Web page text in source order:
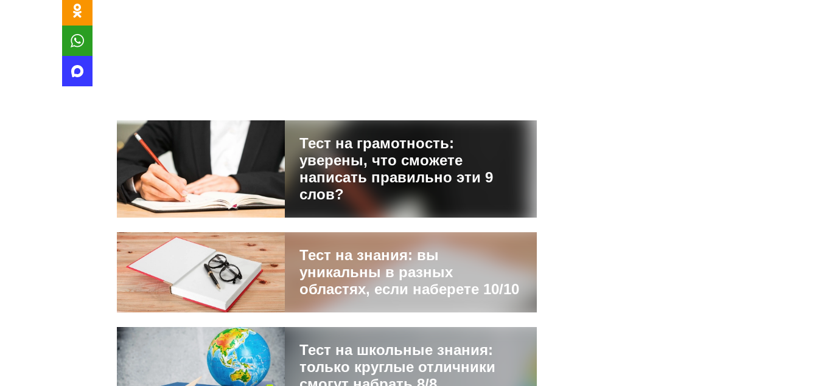
Тест на грамотность:
уверены, что сможете
написать правильно эти 9
слов?
Тест на знания: вы
уникальны в разных
областях, если наберете 10/10
Тест на школьные знания:
только круглые отличники